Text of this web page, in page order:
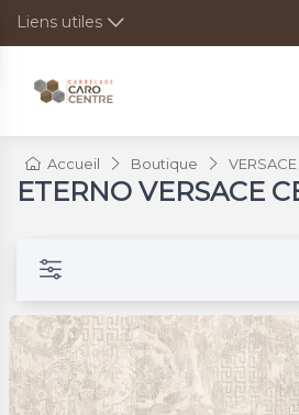
Liens utiles
Accueil Boutique
ETERNO VERSACE